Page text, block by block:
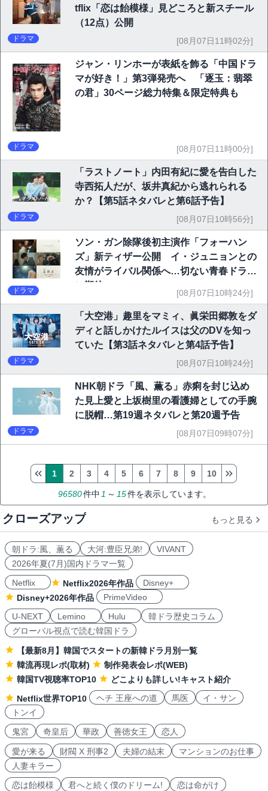
tflix「恋は飴模様」見どころと新スチール
（12点）公開
ドラマ [08月07日11時02分]
ジャン・リンホーが表紙を飾る「中国ドラ
マが好き！」第3弾発売へ 「逐玉：翡翠
の君」30ページ総力特集＆限定特典も
ドラマ [08月07日11時00分]
「ラストノート」内田有紀に愛を告白した
寺西拓人だが、坂井真紀から逃れられる
か？【第5話ネタバレと第6話予告】
ドラマ [08月07日10時56分]
ソン・ガン除隊後初主演作「フォーハン
ズ」新ティザー公開 イ・ジュニョンとの
友情がライバル関係へ…切ない青春ドラマ
に期待
ドラマ [08月07日10時24分]
「大空港」趣里をマミィ、眞栄田郷敦をダ
ディと話しかけたルイスは父のDVを知っ
ていた【第3話ネタバレと第4話予告】
ドラマ [08月07日10時24分]
NHK朝ドラ「風、薫る」赤痢を封じ込め
た見上愛と上坂樹里の看護婦としての手腕
に脱帽…第19週ネタバレと第20週予告
ドラマ [08月07日09時07分]
96580件中1 ～ 15件を表示しています。
1 2 3 4 5 6 7 8 9 10
クローズアップ もっと見る
朝ドラ:風、薫る 大河:豊臣兄弟!
VIVANT
2026年夏(7月)国内ドラマ一覧
Netflix
Netflix2026年作品
Disney+
Disney+2026年作品
PrimeVideo
U-NEXT
Lemino Hulu
韓ドラ歴史コラム
グローバル視点で読む韓国ドラ
【最新8月】韓国でスタートの新韓ドラ月別一覧
韓流再現レポ(取材)
制作発表会レポ(WEB)
韓国TV視聴率TOP10
どこよりも詳しい!キャスト紹介
Netflix世界TOP10
ヘチ 王座への道 馬医
イ・サン
トンイ
鬼宮
奇皇后 華政 善徳女王 恋人
愛が来る 財閥 X 刑事2 夫婦の結末
マンションのお仕事
人妻キラー
恋は飴模様
君へと続く僕のドリーム! 恋は命がけ